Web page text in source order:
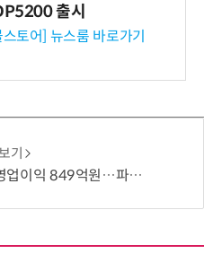
출시
토어] 뉴스룸 바로가기
기
원…파업 여파에도 전년比 22.3%↑